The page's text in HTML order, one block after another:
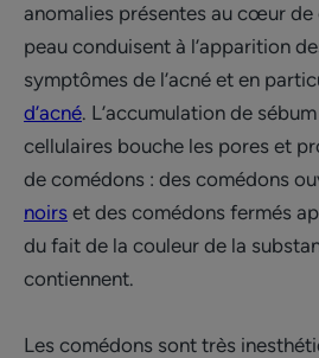
anomalies présentes au cœur
peau conduisent à l’apparition
symptômes de l’acné et en
d’acné. L’accumulation de
cellulaires bouche les pores et
de comédons : des comédons
noirs et des comédons fermés
du fait de la couleur de la
contiennent.
Les comédons sont très